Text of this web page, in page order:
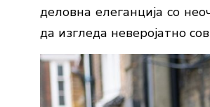
деловна елеганција со
да изгледа неверојатно